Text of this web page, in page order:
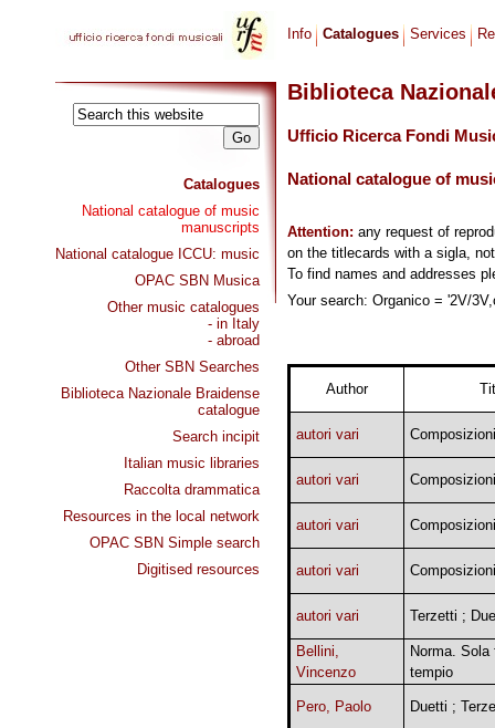
Catalogues
National catalogue of music
manuscripts
National catalogue ICCU: music
OPAC SBN Musica
Other music catalogues
- in Italy
- abroad
Other SBN Searches
Biblioteca Nazionale Braidense
catalogue
Search incipit
Italian music libraries
Raccolta drammatica
Resources in the local network
OPAC SBN Simple search
Digitised resources
Info Catalogues Services
Biblioteca
Ufficio Ricerca Fondi
National catalogue of
Attention: any request of
on the titlecards with a sigla,
To find names and addresses
Your search: Organico = '2V/
Author
autori vari
autori vari
autori vari
autori vari
autori vari Terzetti ;
Bellini,
Vincenzo
Norma. Sola
tempio
Pero, Paolo Duetti ;